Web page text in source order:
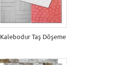
Kalebodur Taş Döşeme